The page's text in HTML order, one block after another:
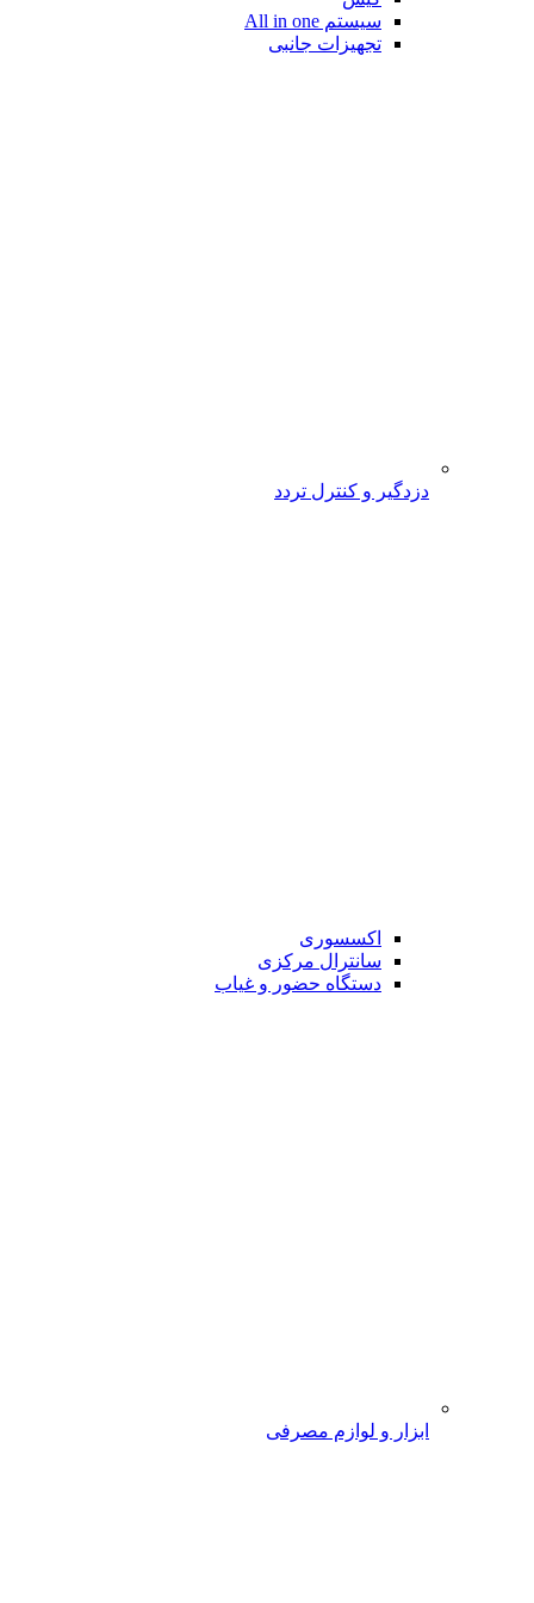
سیستم All in one
تجهیزات جانبی
دزدگیر و کنترل تردد
اکسسوری
سانترال مرکزی
دستگاه حضور و غیاب
ابزار و لوازم مصرفی